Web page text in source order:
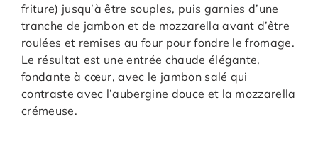
friture) jusqu’à être souples, puis garnies d’une
tranche de jambon et de mozzarella avant d’être
roulées et remises au four pour fondre le fromage.
Le résultat est une entrée chaude élégante,
fondante à cœur, avec le jambon salé qui
contraste avec l’aubergine douce et la mozzarella
crémeuse.